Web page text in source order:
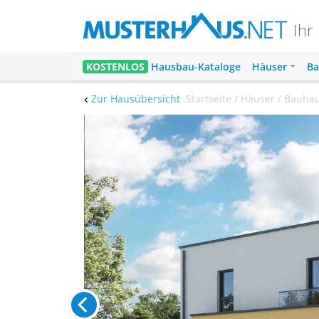
Ihr
KOSTENLOS Hausbau-Kataloge Häuser
Zur Hausübersicht Startseite / Häuser /